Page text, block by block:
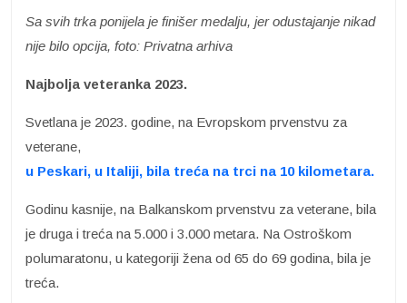
Sa svih trka ponijela je finišer medalju, jer odustajanje nikad
nije bilo opcija, foto: Privatna arhiva
Najbolja veteranka 2023.
Svetlana je 2023. godine, na Evropskom prvenstvu za
veterane,
u Peskari, u Italiji, bila treća na trci na 10 kilometara.
Godinu kasnije, na Balkanskom prvenstvu za veterane, bila
je druga i treća na 5.000 i 3.000 metara. Na Ostroškom
polumaratonu, u kategoriji žena od 65 do 69 godina, bila je
treća.